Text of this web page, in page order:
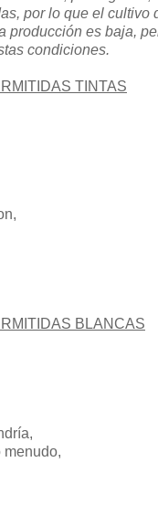
por lo que el cultivo
producción es baja,
condiciones.
TINTAS
BLANCAS
menudo,